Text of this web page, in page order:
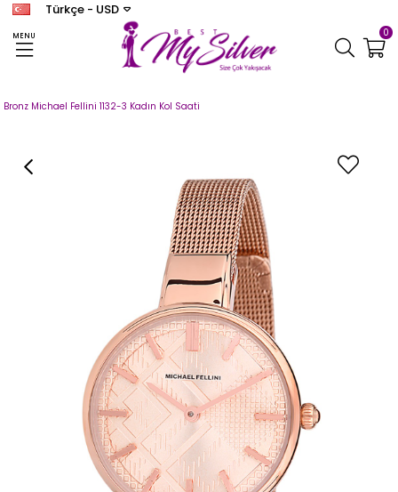
MENU
Türkçe - USD
0
MICHAEL FELLINI Michael Fellini Kadın
Bronz Michael Fellini 1132-3 Kadın Kol Saati